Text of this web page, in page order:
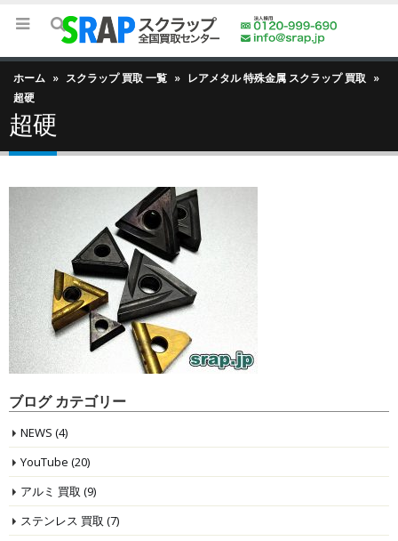
ホーム » スクラップ 買取 一覧 » レアメタル 特殊金属 スクラップ 買取 »
超硬
超硬
ブログ カテゴリー
NEWS (4)
YouTube (20)
アルミ 買取 (9)
ステンレス 買取 (7)